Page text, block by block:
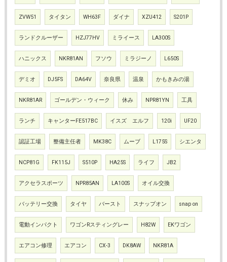
ZVW51 タイタン WH63F ダイナ XZU412 S201P
ランドクルーザー HZJ77HV ミライース LA300S
ハニックス NKR81AN フソウ ミラジーノ L650S
デミオ DJ5FS DA64V 奈良県 温泉 かもきみの湯
NKR81AR ゴールデン・ウィーク 休み NPR81YN 工具
ランチ キャンターFE517BC イスズ エルフ 120i UF20
認証工場 整備主任者 MK38C ムーブ L175S シエンタ
NCP81G FK115J S510P HA25S ライフ JB2
アクセラスポーツ NPR85AN LA100S オイル交換
バッテリー交換 タイヤ バースト スナップオン snap on
電動インパクト ワゴンRスティングレー H82W EKワゴン
エアコン修理 エアコン CX-3 DK8AW NKR81A